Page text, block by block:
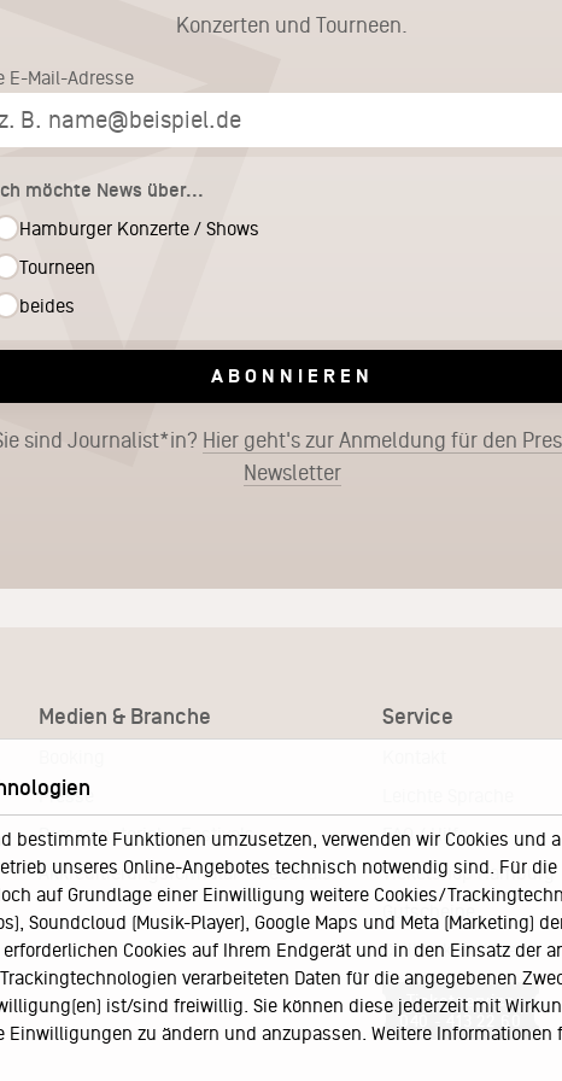
Konzerten und Tourneen.
E-Mail-Adresse
möchte News über...
Hamburger Konzerte / Shows
Tourneen
beides
ABONNIEREN
sind Journalist*in? Hier geht's zur Anmeldung für den
Newsletter
Medien & Branche
Presse
Pressematerial – Festivals
Akkreditierungsformular – Festivals
Service
FAQ / Hilfe
Ticketshop Hamburg
Gutscheine
Callback-Service
Ticketservice
040 - 413 22 60
Funktionen umzusetzen, verwenden wir Cookies und
unseres Online-Angebotes technisch notwendig sind. Für
auf Grundlage einer Einwilligung weitere Cookies/
Soundcloud (Musik-Player), Google Maps und Meta (Marketing)
Cookies auf Ihrem Endgerät und in den Einsatz der
verarbeiteten Daten für die angegebenen
ist/sind freiwillig. Sie können diese jederzeit mit
Einwilligungen zu ändern und anzupassen. Weitere